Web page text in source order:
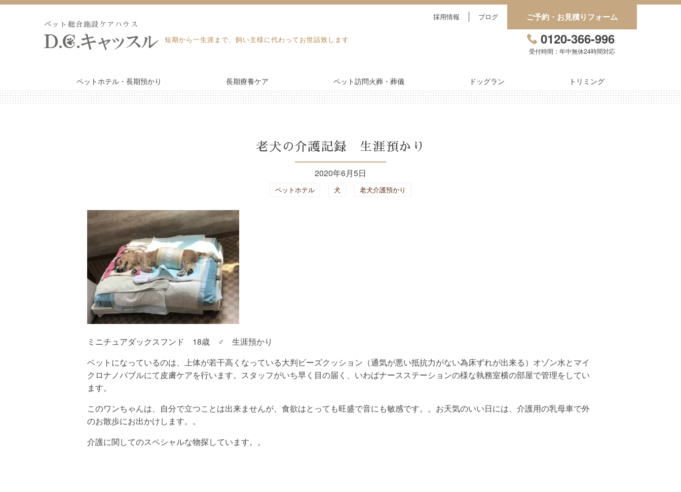
Skip
ペット総合施設ケアハウス
短期から一生涯まで、飼い主様に代わってお世話致します
採用情報 ブログ ご予約・お見積りフォーム
0120-366-996
受付時間：年中無休24時間対応
ペットホテル・長期預かり 長期療養ケア ペット訪問火葬・葬儀 ドッグラン トリミング
長期療養ケア
ドッグラン
施設紹介
よくあるご質問
老犬の介護記録 生涯預かり
2020年6月5日
ペットホテル 犬 老犬介護預かり
ミニチュアダックスフンド 18歳 ♂ 生涯預かり
ベットになっているのは、上体が若干高くなっている大判ビーズクッション（通気が悪い抵抗力がない為床ずれが出来る）オゾン水とマイ
クロナノバブルにて皮膚ケアを行います。スタッフがいち早く目の届く、いわばナースステーションの様な執務室横の部屋で管理をしてい
ます。
このワンちゃんは、自分で立つことは出来ませんが、食欲はとっても旺盛で音にも敏感です。。お天気のいい日には、介護用の乳母車で外
のお散歩にお出かけします。。
介護に関してのスペシャルな物探しています。。